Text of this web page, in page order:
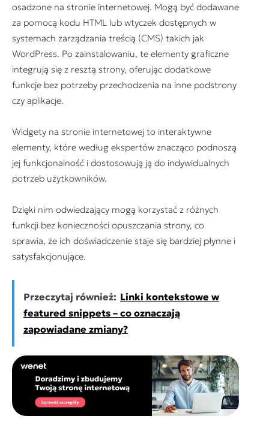
osadzone na stronie internetowej. Mogą być dodawane
za pomocą kodu HTML lub wtyczek dostępnych w
systemach zarządzania treścią (CMS) takich jak
WordPress. Po zainstalowaniu, te elementy graficzne
integrują się z resztą strony, oferując dodatkowe
funkcje bez potrzeby przechodzenia na inne podstrony
czy aplikacje.
Widgety na stronie internetowej to interaktywne
elementy, które według ekspertów znacząco podnoszą
jej funkcjonalność i dostosowują ją do indywidualnych
potrzeb użytkowników.
Dzięki nim odwiedzający mogą korzystać z różnych
funkcji bez konieczności opuszczania strony, co
sprawia, że ich doświadczenie staje się bardziej płynne i
satysfakcjonujące.
Przeczytaj również: Linki kontekstowe w
featured snippets – co oznaczają
zapowiadane zmiany?